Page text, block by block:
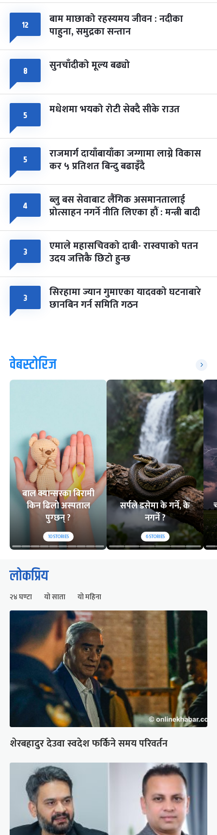
८
सोम
फागुपूर्णिमा
चैत्र ८, २०८३-Mar 22, 2027
७ महिना बाँकी
१२ बाम माछाको रहस्यमय जीवन : नदीका
पाहुना, समुद्रका सन्तान
८ सुनचाँदीको मूल्य बढ्यो
५ मधेशमा भयको रोटी सेक्दै सीके राउत
५ राजमार्ग दायाँबायाँका जग्गामा लाग्ने विकास
कर ५ प्रतिशत बिन्दु बढाइँदै
४ ब्लु बस सेवाबाट लैंगिक असमानतालाई
प्रोत्साहन नगर्ने नीति लिएका हौं : मन्त्री बादी
३ एमाले महासचिवको दाबी- रास्वपाको पतन
उदय जत्तिकै छिटो हुन्छ
३ सिरहामा ज्यान गुमाएका यादवको घटनाबारे
छानबिन गर्न समिति गठन
वेबस्टोरिज
बाल क्यान्सरका बिरामी
किन ढिलो अस्पताल
पुग्छन् ?
10STORIES
सर्पले डसेमा के गर्ने, के
नगर्ने ?
6STORIES
लोकप्रिय
२४ घण्टा यो साता यो महिना
शेरबहादुर देउवा स्वदेश फर्किने समय परिवर्तन